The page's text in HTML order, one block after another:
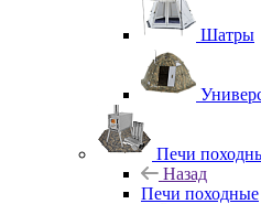
Шатры
Печи
Назад
Печи походные